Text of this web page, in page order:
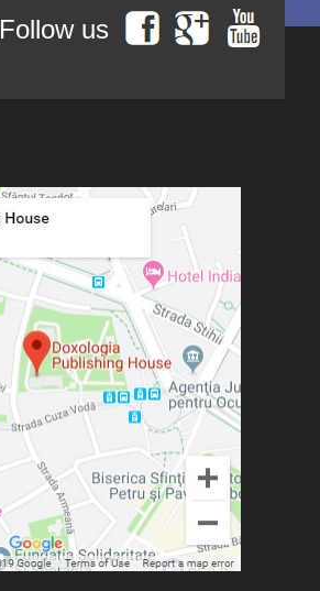
Follow us